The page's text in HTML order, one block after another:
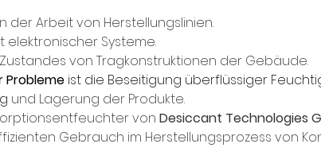
in der Arbeit von Herstellungslinien.
elektronischer Systeme.
Zustandes von Tragkonstruktionen der Gebäude.
Probleme ist die Beseitigung überflüssiger
und Lagerung der Produkte.
von Desiccant Technologies
Gebrauch im Herstellungsprozess von